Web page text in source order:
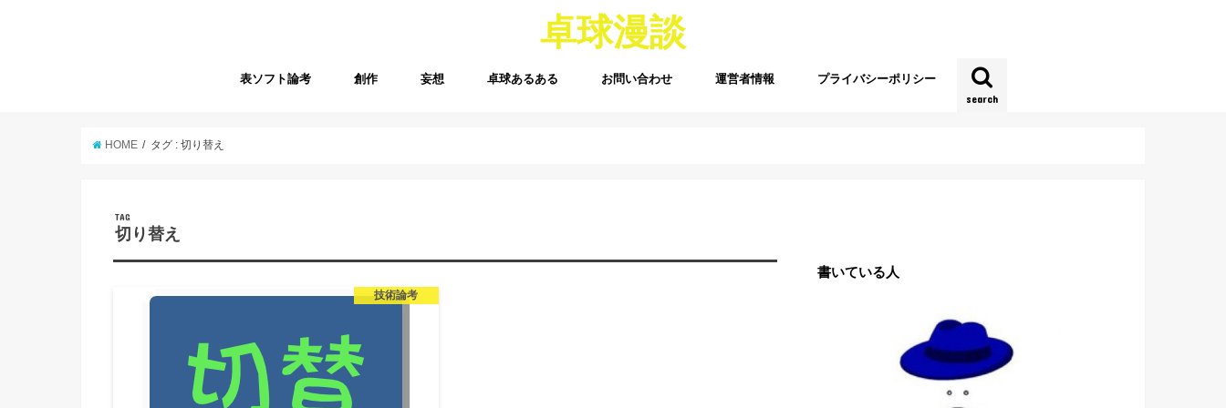
卓球漫談
search
表ソフト論考 創作 妄想 卓球あるある お問い合わせ 運営者情報 プライバシーポリシー
HOME タグ : 切り替え
TAG
切り替え
技術論考
書いている人